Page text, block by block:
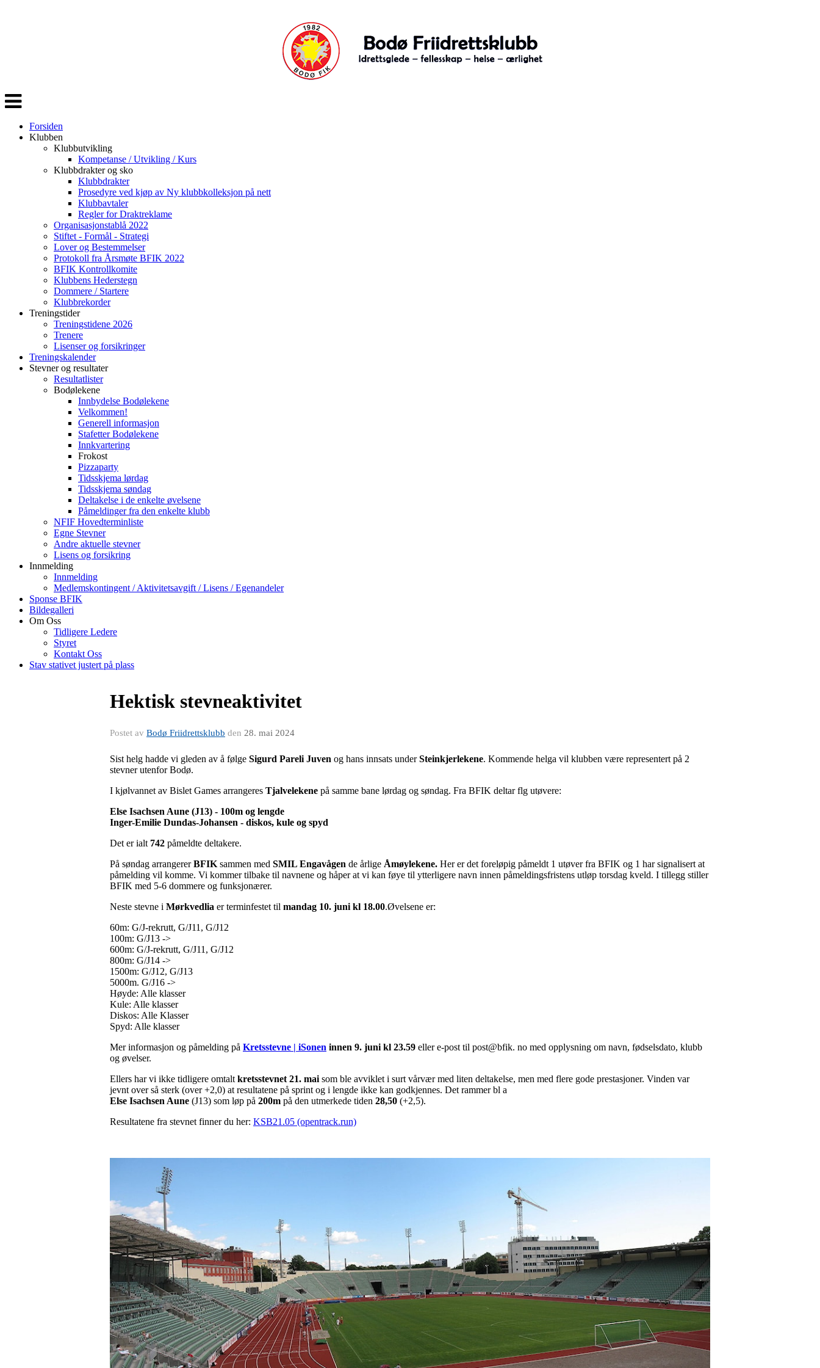
Veksle
navigasjon
Forsiden
Klubben
Klubbutvikling
Kompetanse / Utvikling / Kurs
Klubbdrakter og sko
Klubbdrakter
Prosedyre ved kjøp av Ny klubbkolleksjon på nett
Klubbavtaler
Regler for Draktreklame
Organisasjonstablå 2022
Stiftet - Formål - Strategi
Lover og Bestemmelser
Protokoll fra Årsmøte BFIK 2022
BFIK Kontrollkomite
Klubbens Hederstegn
Dommere / Startere
Klubbrekorder
Treningstider
Treningstidene 2026
Trenere
Lisenser og forsikringer
Treningskalender
Stevner og resultater
Resultatlister
Bodølekene
Innbydelse Bodølekene
Velkommen!
Generell informasjon
Stafetter Bodølekene
Innkvartering
Frokost
Pizzaparty
Tidsskjema lørdag
Tidsskjema søndag
Deltakelse i de enkelte øvelsene
Påmeldinger fra den enkelte klubb
NFIF Hovedterminliste
Egne Stevner
Andre aktuelle stevner
Lisens og forsikring
Innmelding
Innmelding
Medlemskontingent / Aktivitetsavgift / Lisens / Egenandeler
Sponse BFIK
Bildegalleri
Om Oss
Tidligere Ledere
Styret
Kontakt Oss
Stav stativet justert på plass
Hektisk stevneaktivitet
Postet av Bodø Friidrettsklubb den 28. mai 2024
Sist helg hadde vi gleden av å følge Sigurd Pareli Juven og hans innsats underSteinkjerlekene. Kommende helga vil klubben være representert på 2
stevner utenfor Bodø.
I kjølvannet av Bislet Games arrangeres Tjalvelekene på samme bane lørdag og søndag. Fra BFIK deltar flg utøvere:
Else Isachsen Aune (J13) - 100m og lengde
Inger-Emilie Dundas-Johansen - diskos, kule og spyd
Det er ialt 742 påmeldte deltakere.
På søndag arrangererBFIK sammen med SMIL Engavågen de årlige Åmøylekene. Her er det foreløpig påmeldt 1 utøver fra BFIK og 1 har signalisert at
påmelding vil komme. Vi kommer tilbake til navnene og håper at vi kan føye til ytterligere navn innen påmeldingsfristens utløp torsdag kveld. I tillegg stiller
BFIK med 5-6 dommere og funksjonærer.
Neste stevne i Mørkvedlia er terminfestet til mandag 10. juni kl 18.00.Øvelsene er:
60m: G/J-rekrutt, G/J11, G/J12
100m: G/J13 ->
600m: G/J-rekrutt, G/J11, G/J12
800m: G/J14 ->
1500m: G/J12, G/J13
5000m. G/J16 ->
Høyde: Alle klasser
Kule: Alle klasser
Diskos: Alle Klasser
Spyd: Alle klasser
Mer informasjon og påmelding på Kretsstevne | iSonen innen 9. juni kl 23.59 eller e-post til post@bfik. no med opplysning om navn, fødselsdato, klubb
og øvelser.
Ellers har vi ikke tidligere omtalt kretsstevnet 21. mai som ble avviklet i surt vårvær med liten deltakelse, men med flere gode prestasjoner. Vinden var
jevnt over så sterk (over +2,0) at resultatene på sprint og i lengde ikke kan godkjennes. Det rammer bl a
Else Isachsen Aune (J13) som løp på 200m på den utmerkede tiden 28,50 (+2,5).
Resultatene fra stevnet finner du her: KSB21.05 (opentrack.run)